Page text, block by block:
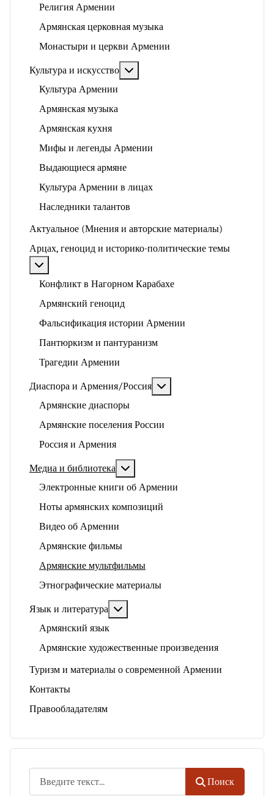
Религия Армении
Армянская церковная музыка
Монастыри и церкви Армении
Культура и искусство
Культура Армении
Армянская музыка
Армянская кухня
Мифы и легенды Армении
Выдающиеся армяне
Культура Армении в лицах
Наследники талантов
Актуальное (Мнения и авторские материалы)
Арцах, геноцид и историко-политические темы
Конфликт в Нагорном Карабахе
Армянский геноцид
Фальсификация истории Армении
Пантюркизм и пантуранизм
Трагедии Армении
Диаспора и Армения/Россия
Армянские диаспоры
Армянские поселения России
Россия и Армения
Медиа и библиотека
Электронные книги об Армении
Ноты армянских композиций
Видео об Армении
Армянские фильмы
Армянские мультфильмы
Этнографические материалы
Язык и литература
Армянский язык
Армянские художественные произведения
Туризм и материалы о современной Армении
Контакты
Правообладателям
Поиск